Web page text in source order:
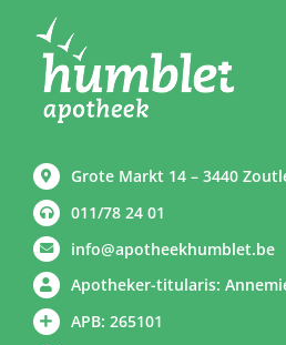
Grote Markt 14 – 3440
011/78 24 01
info@apotheekhumblet.be
Apotheker-titularis:
APB: 265101